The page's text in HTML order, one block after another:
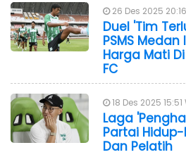
26 Des 2025
Duel 'Tim
PSMS
Harga Mati
FC
18 Des 2025 15:51
Laga
Partai
Dan Pelatih